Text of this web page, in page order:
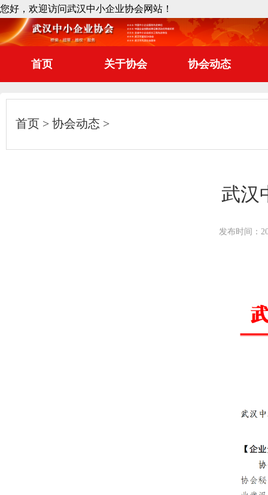
您好，欢迎访问武汉中小企业协会网站！
首页 关于协会 协会动态
首页 协会动态
武汉
发布时间：